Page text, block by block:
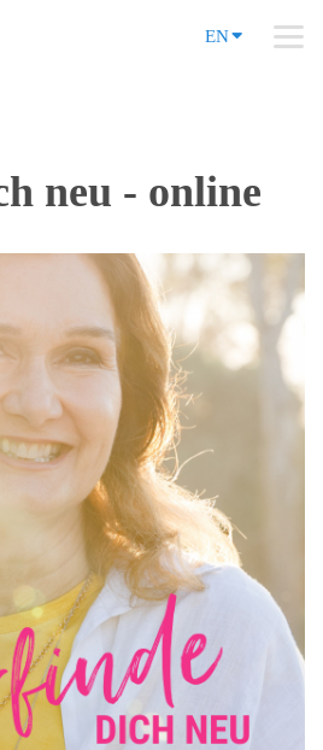
EN
neu - online